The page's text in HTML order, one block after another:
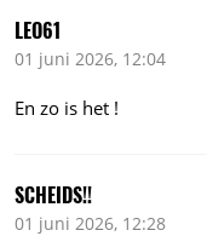
LEO61
01 juni 2026, 12:04
En zo is het !
SCHEIDS!!
01 juni 2026, 12:28